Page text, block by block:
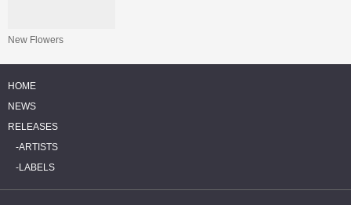
New Flowers
HOME
NEWS
RELEASES
ARTISTS
LABELS